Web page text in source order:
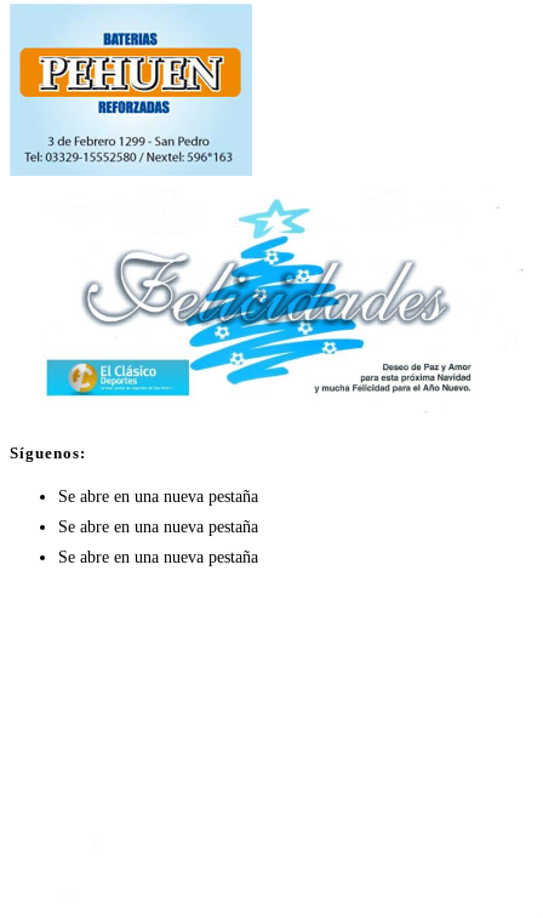
Síguenos:
Se abre en una nueva pestaña
Se abre en una nueva pestaña
Se abre en una nueva pestaña